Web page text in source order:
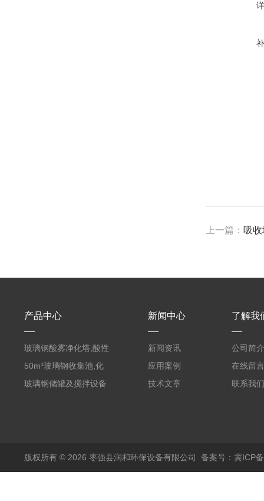
上一篇： 吸
产品中心
玻璃钢酸雾净化塔,酸性
废气洗涤塔处理工艺
50m³玻璃钢收集池,化
粪罐
玻璃钢储罐及搅拌设备
新闻中心
新闻资讯
应用案例
技术文章
了解我
公司简介
在线留言
联系我们
版权所有 © 2026 枣强县润和环保设备有限公司 备案号：冀ICP